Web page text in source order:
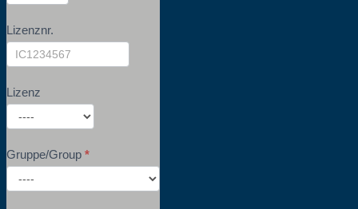
Lizenznr.
Lizenz
Gruppe/Group *